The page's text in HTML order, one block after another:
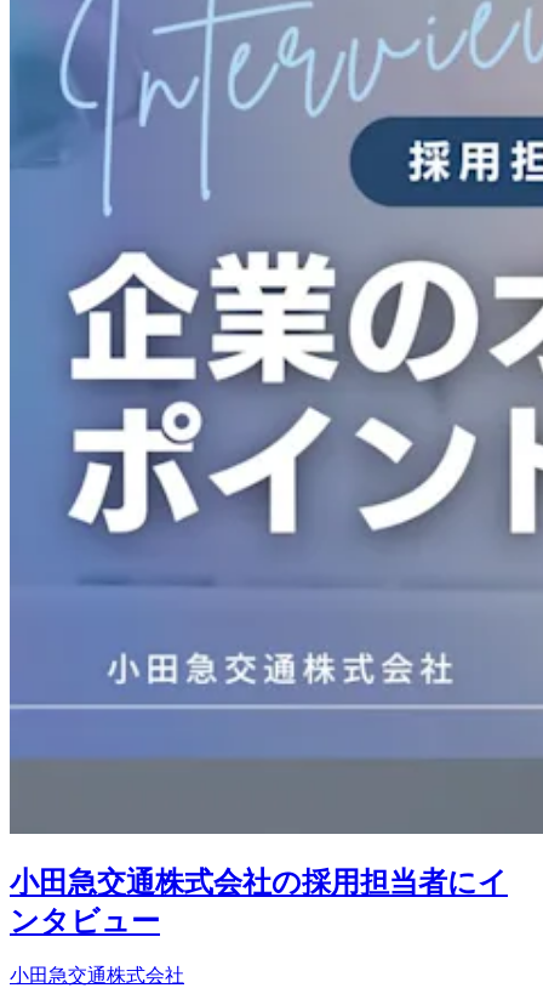
小田急交通株式会社の採用担当者にイ
ンタビュー
小田急交通株式会社